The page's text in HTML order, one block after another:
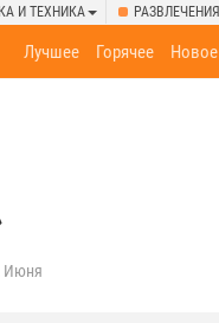
И ТЕХНИКА РАЗВЛЕЧЕНИЯ
Лучшее Горячее Новое
Июня